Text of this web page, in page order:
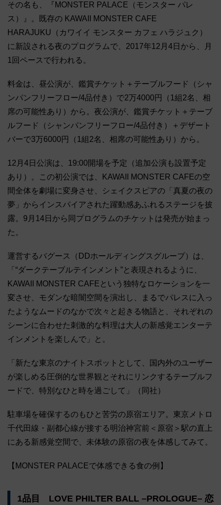
その名も、『MONSTER PALACE（モンスター パレ
ス）』。既存の KAWAII MONSTER CAFE
HARAJUKU（カワイイ モンスター カフェ ハラジュク）
に新設される夜のプログラムで、2017年12月4日から、月
1回ペースで行われる。
料金は、昼公演が、鑑賞チケット＋テーブルフード（シャ
ンパンフリーフロー/4品付き）で2万4000円（1組2名、相
席の可能性あり）から。夜公演が、鑑賞チケット＋テーブ
ルフード（シャンパンフリーフロー/4品付き）＋デザート
バーで3万6000円（1組2名、相席の可能性あり）から。
12月4日公演は、19:00開場を予定（追加公演も設置予定
あり）。この初公演では、KAWAII MONSTER CAFEの空
間全体を劇場に変身させ、シェイクスピアの「真夏の夜の
夢」からインスパイアされた躍動感あふれるステージを披
露。9月14日から同プログラムのチケットは発売が始まっ
た。
運営するバグース（DDホールディングスグループ）は、
「“ダークテーブルテインメント”と表現されるように、
KAWAII MONSTER CAFEという独特なロケーションを一
変させ、モダンな暗闇空間を演出し、まるでパレスに入っ
たようなムードのなかで次々と起きる物語と、それぞれの
シーンに合わせた刺激的な料理は大人の新感覚エンターテ
インメントを楽しんで」と。
「新たな東京のナイトスポットとして、国内外のユーザー
が楽しめる圧倒的な世界観とそれにリンクするテーブルフ
ードで、特別なひと時を過ごして」（同社）
駐車場を確保するのもひと苦労の原宿エリア。東京メトロ
千代田線・副都心線が接する明治神宮前＜原宿＞駅の直上
にある新感覚空間で、未体験の原宿の夜を体感してみて。
【MONSTER PALACEで体感できる食の例】
1品目 LOVE PHILTER BALL –PROLOGUE– 恋